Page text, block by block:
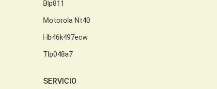
Blp811
Motorola Nt40
Hb46k497ecw
Tlp048a7
SERVICIO